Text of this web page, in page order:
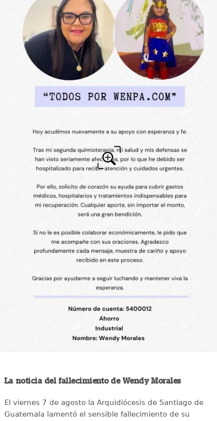
La noticia del fallecimiento de Wendy Morales
El viernes 7 de agosto la Arquidiócesis de Santiago de
Guatemala lamentó el sensible fallecimiento de su